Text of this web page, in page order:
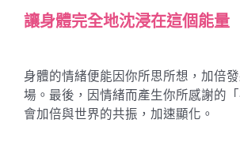
讓身體完全地沈浸在這個能量
身體的情緒便能因你所思所想，加倍
場。最後，因情緒而產生你所感謝的「
會加倍與世界的共振，加速顯化。